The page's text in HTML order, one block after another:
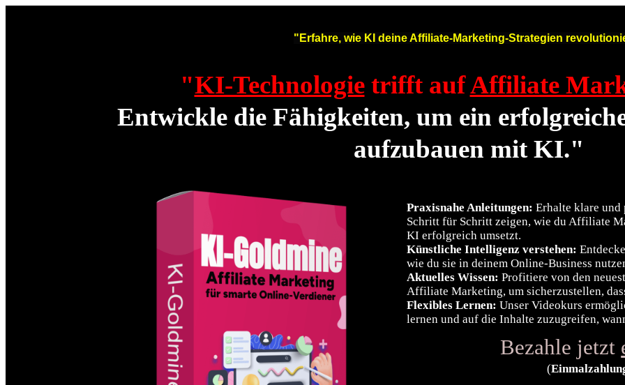
"Erfahre, wie KI deine Affiliate-Marketing-Strategien
"KI-Technologietrifft aufAffiliate
Entwickle die Fähigkeiten, um ein
aufzubauen mit KI."
Praxisnahe Anleitungen: Erhalte klare
Schritt für Schritt zeigen, wie du Affiliate
KI erfolgreich umsetzt.
Künstliche Intelligenz verstehen:
wie du sie in deinem Online-Business
Aktuelles Wissen: Profitiere von den
Affiliate Marketing, um sicherzustellen,
Flexibles Lernen: Unser Videokurs
lernen und auf die Inhalte zuzugreifen,
Bezahle jetzt
(